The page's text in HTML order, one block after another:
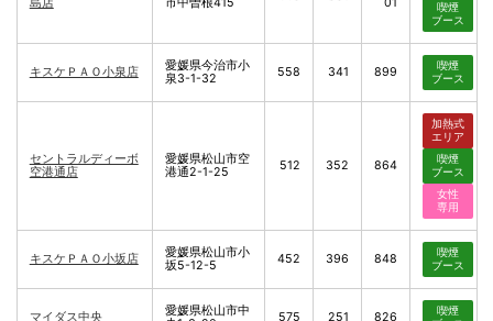
喫煙
ブース
キスケＰＡＯ小泉店
愛媛県今治市小
泉3-1-32
558 341 899
喫煙
ブース
セントラルディーボ
空港通店
愛媛県松山市空
港通2-1-25
512 352 864
加熱式
エリア
喫煙
ブース
女性
専用
キスケＰＡＯ小坂店
愛媛県松山市小
坂5-12-5
452 396 848
喫煙
ブース
マイダス中央
愛媛県松山市中
575 251 826
喫煙